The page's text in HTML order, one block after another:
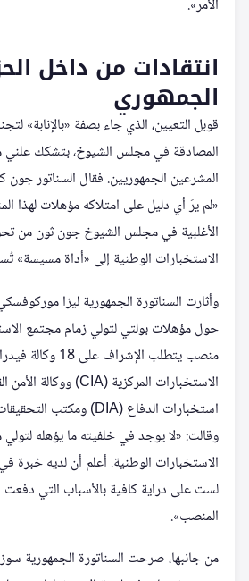
الأمر».
انتقادات من داخل
الجمهوري
قوبل التعيين، الذي جاء بصفة «بالإنابة»
المصادقة في مجلس الشيوخ، بتشكك
المشرعين الجمهوريين. فقال السناتور
«لم يرَ أي دليل على امتلاكه مؤهلات لهذا
الأغلبية في مجلس الشيوخ جون ثون من
الاستخبارات الوطنية إلى «أداة مسيسة»
وأثارت السناتورة الجمهورية ليزا
حول مؤهلات بولتي لتولي زمام مجتمع
منصب يتطلب الإشراف
وقالت: «لا يوجد في خلفيته ما يؤهله
الاستخبارات الوطنية. أعلم أن لديه خبرة
لست على دراية كافية بالأسباب التي دفعت
المنصب».
من جانبها، صرحت السناتورة الجمهورية